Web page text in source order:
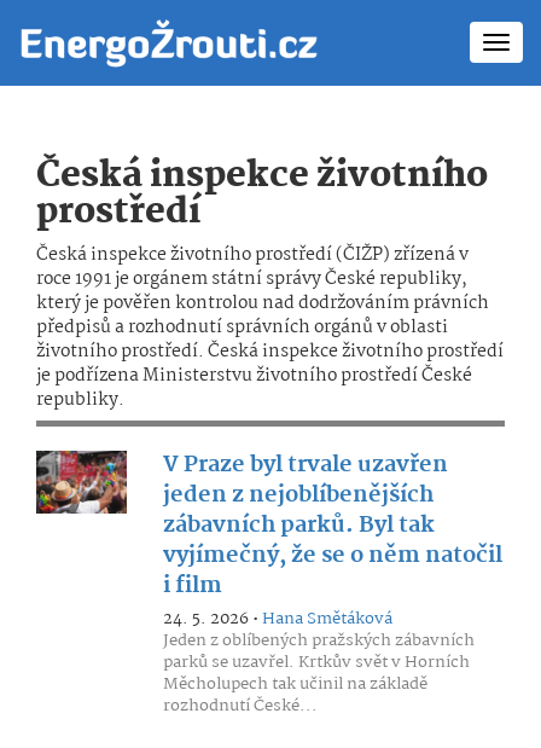
Česká inspekce životního
prostředí
Česká inspekce životního prostředí (ČIŽP) zřízená v
roce 1991 je orgánem státní správy České republiky,
který je pověřen kontrolou nad dodržováním právních
předpisů a rozhodnutí správních orgánů v oblasti
životního prostředí. Česká inspekce životního prostředí
je podřízena Ministerstvu životního prostředí České
republiky.
V Praze byl trvale uzavřen
jeden z nejoblíbenějších
zábavních parků. Byl tak
vyjímečný, že se o něm natočil
i film
24. 5. 2026 •Hana Smětáková
Jeden z oblíbených pražských zábavních
parků se uzavřel. Krtkův svět v Horních
Měcholupech tak učinil na základě
rozhodnutí České...